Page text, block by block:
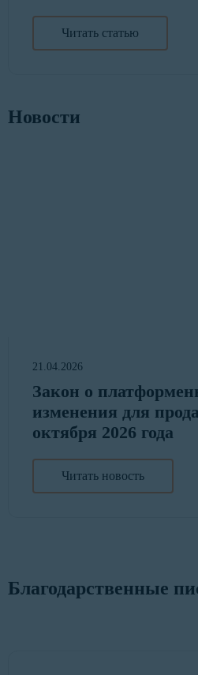
Читать статью
Новости
21.04.2026
Закон о
изменения для
октября 2026 года
Читать новость
Благодарственные